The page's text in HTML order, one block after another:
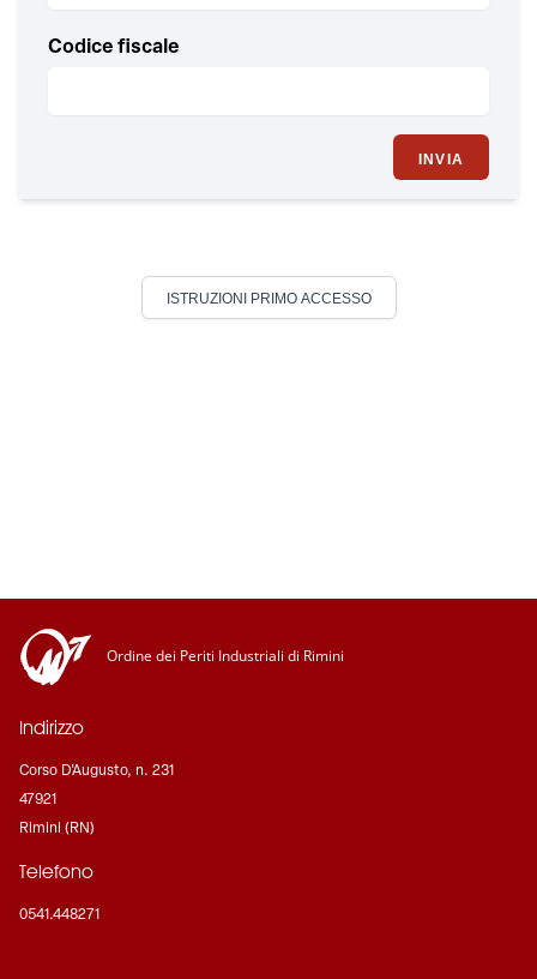
Codice fiscale
INVIA
ISTRUZIONI PRIMO ACCESSO
Ordine dei Periti Industriali di Rimini
Indirizzo
Corso D'Augusto, n. 231
47921
Rimini (RN)
Telefono
0541.448271